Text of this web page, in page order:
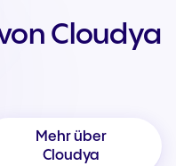
Cloudya
Mehr über
Cloudya